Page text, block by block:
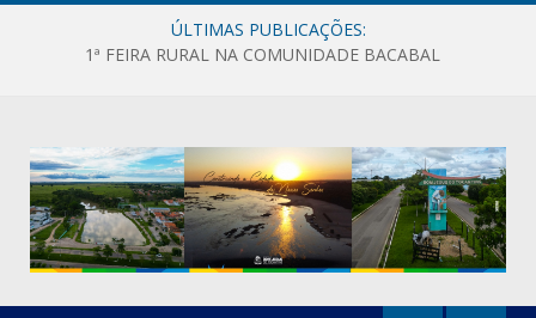
ÚLTIMAS PUBLICAÇÕES:
1ª FEIRA RURAL NA COMUNIDADE BACABAL